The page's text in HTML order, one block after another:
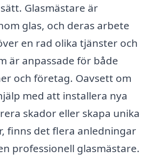
Glasmästare är
glas, och deras arbete
en rad olika tjänster och
är anpassade för både
och företag. Oavsett om
med att installera nya
skador eller skapa unika
finns det flera anledningar
professionell glasmästare.